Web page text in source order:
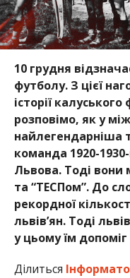
10 грудня
футболу. З цієї
історії
розповімо, як у
найлегендарніша
команда 1920-
Львова. Тоді вони
та “ТЕСПом”. До
рекордної
львів’ян. Тоді
у цьому їм
Ділиться